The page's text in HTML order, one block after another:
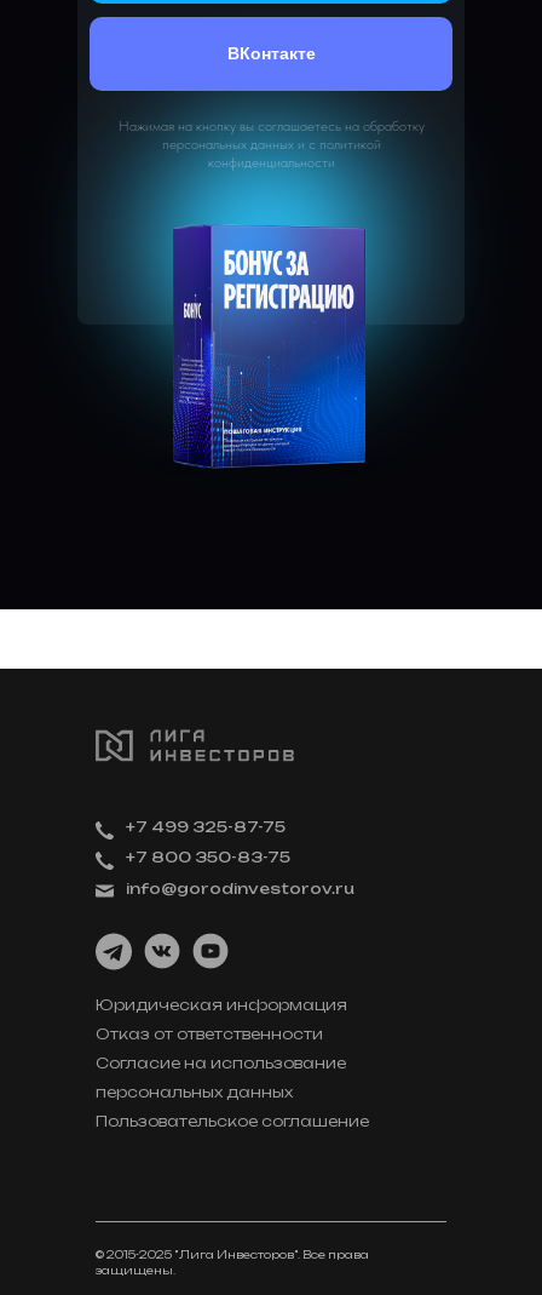
ВКонтакте
Нажимая на кнопку вы соглашаетесь на обработку
персональных данных и с политикой
конфиденциальности
© 2015-2025 "Лига Инвесторов". Все права
защищены.
Юридическая информация
Отказ от ответственности
Согласие на использование
персональных данных
Пользовательское соглашение
+7 499 325-87-75
info@gorodinvestorov.ru
+7 800 350-83-75